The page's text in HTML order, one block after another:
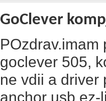
GoClever
POzdrav.imam
goclever 505,
ne vdii a driver
anchor usb ez-